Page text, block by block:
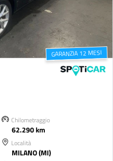
GARANZIA 12 MESI
Chilometraggio
62.290 km
Località
MILANO (MI)